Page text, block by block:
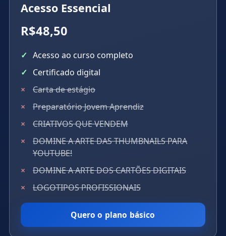
Acesso Essencial
R$48,50
Acesso ao curso completo
Certificado digital
Carta de estágio
Preparatório Jovem Aprendiz
CRIATIVOS QUE VENDEM
DOMINE A ARTE DAS THUMBNAILS PARA
YOUTUBE!
DOMINE A ARTE DOS CARTÕES DIGITAIS
LOGOTIPOS PROFISSIONAIS
Quero o plano básico